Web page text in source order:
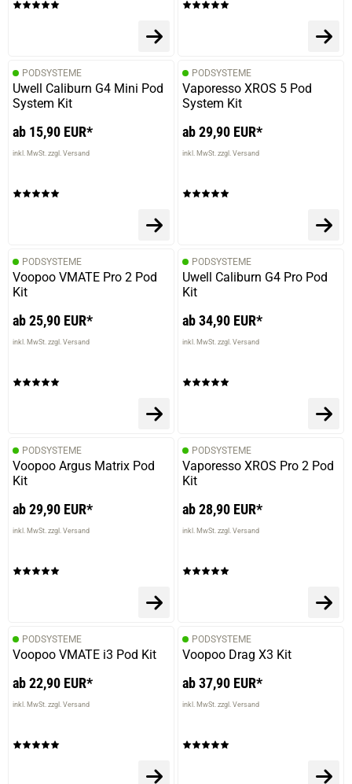
PODSYSTEME
Uwell Caliburn G4 Mini Pod
System Kit
ab 15,90 EUR*
inkl. MwSt. zzgl. Versand
PODSYSTEME
Vaporesso XROS 5 Pod
System Kit
ab 29,90 EUR*
inkl. MwSt. zzgl. Versand
PODSYSTEME
Voopoo VMATE Pro 2 Pod
Kit
ab 25,90 EUR*
inkl. MwSt. zzgl. Versand
PODSYSTEME
Uwell Caliburn G4 Pro Pod
Kit
ab 34,90 EUR*
inkl. MwSt. zzgl. Versand
PODSYSTEME
Voopoo Argus Matrix Pod
Kit
ab 29,90 EUR*
inkl. MwSt. zzgl. Versand
PODSYSTEME
Vaporesso XROS Pro 2 Pod
Kit
ab 28,90 EUR*
inkl. MwSt. zzgl. Versand
PODSYSTEME
Voopoo VMATE i3 Pod Kit
ab 22,90 EUR*
inkl. MwSt. zzgl. Versand
PODSYSTEME
Voopoo Drag X3 Kit
ab 37,90 EUR*
inkl. MwSt. zzgl. Versand